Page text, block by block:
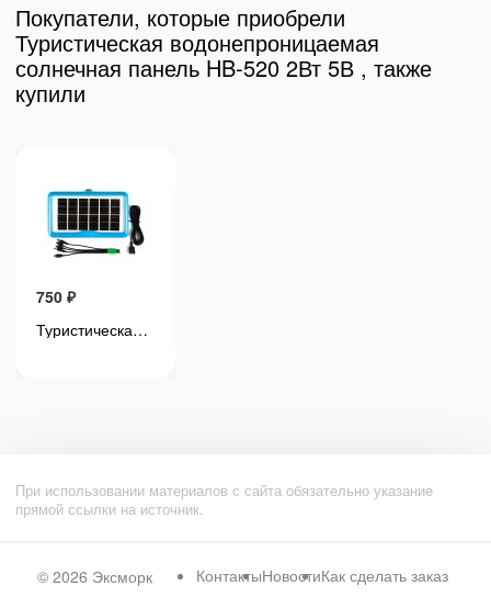
Покупатели, которые приобрели
Туристическая водонепроницаемая
солнечная панель HB-520 2Вт 5В , также
купили
750 ₽
Туристическая водонепроницаемая солнечная панель HB-640 4Вт 6В
При использовании материалов с сайта обязательно указание
прямой ссылки на источник.
© 2026 Эксморк КонтактыНовостиКак сделать заказ